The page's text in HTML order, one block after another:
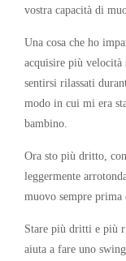
vostra capacità di
Una cosa che ho
acquisire più velocità
sentirsi rilassati
modo in cui mi era
bambino.
Ora sto più dritto,
leggermente
muovo sempre
Stare più dritti e più
aiuta a fare uno